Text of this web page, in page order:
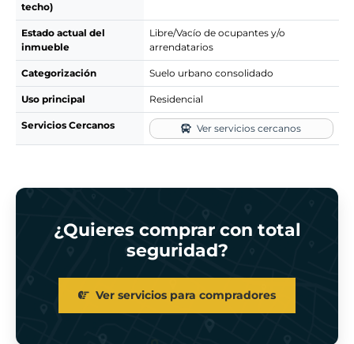
techo)
Estado actual del
inmueble
Libre/Vacío de ocupantes y/o
arrendatarios
Categorización Suelo urbano consolidado
Uso principal Residencial
Servicios Cercanos Ver servicios cercanos
¿Quieres comprar con total
seguridad?
Ver servicios para compradores